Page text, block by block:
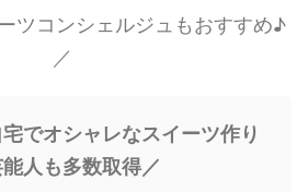
ツコンシェルジュもおすすめ♪
／
でオシャレなスイーツ作り
能人も多数取得／